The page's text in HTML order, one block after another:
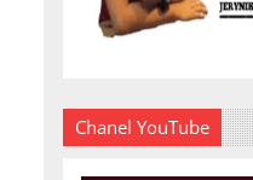
Chanel YouTube